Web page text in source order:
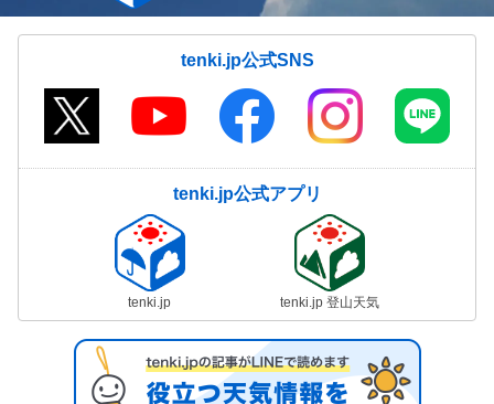
tenki.jp公式SNS
tenki.jp公式アプリ
tenki.jp tenki.jp 登山天気